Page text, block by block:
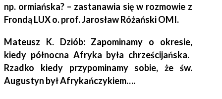
np. ormiańska? – zastanawia się w rozmowie z
Frondą LUX o. prof. Jarosław Różański OMI.
Mateusz K. Dziób: Zapominamy o okresie,
kiedy północna Afryka była chrześcijańska.
Rzadko kiedy przypominamy sobie, że św.
Augustyn był Afrykańczykiem….